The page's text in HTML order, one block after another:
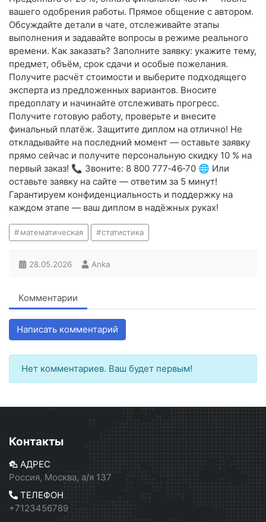
вашего одобрения работы. Прямое общение с автором.
Обсуждайте детали в чате, отслеживайте этапы
выполнения и задавайте вопросы в режиме реального
времени. Как заказать? Заполните заявку: укажите тему,
предмет, объём, срок сдачи и особые пожелания.
Получите расчёт стоимости и выберите подходящего
эксперта из предложенных вариантов. Вносите
предоплату и начинайте отслеживать прогресс.
Получите готовую работу, проверьте и внесите
финальный платёж. Защитите диплом на отлично! Не
откладывайте на последний момент — оставьте заявку
прямо сейчас и получите персональную скидку 10 % на
первый заказ! 📞 Звоните: 8 800 777‑46‑70 🌐 Или
оставьте заявку на сайте — ответим за 5 минут!
Гарантируем конфиденциальность и поддержку на
каждом этапе — ваш диплом в надёжных руках!
математическая статистика
28.05.2026 Anka
Комментарии
Написать комментарий
Нет комментариев. Ваш будет первым!
Контакты
АДРЕС
Россия, Москва, а/я 137
ТЕЛЕФОН
+7123456789